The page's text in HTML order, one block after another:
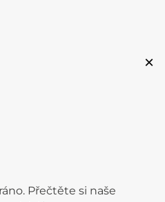
×
Přečtěte si naše